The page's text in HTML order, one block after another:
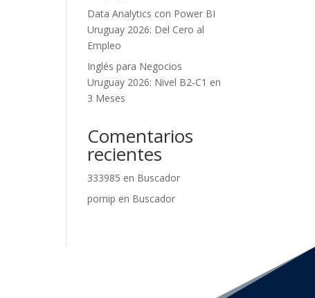
Data Analytics con Power BI
Uruguay 2026: Del Cero al
Empleo
Inglés para Negocios
Uruguay 2026: Nivel B2-C1 en
3 Meses
Comentarios
recientes
333985 en Buscador
pornip en Buscador